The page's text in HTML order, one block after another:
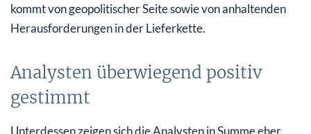
kommt von geopolitischer Seite sowie von anhaltenden
Herausforderungen in der Lieferkette.
Analysten überwiegend positiv
gestimmt
Unterdessen zeigen sich die Analysten in Summe eher